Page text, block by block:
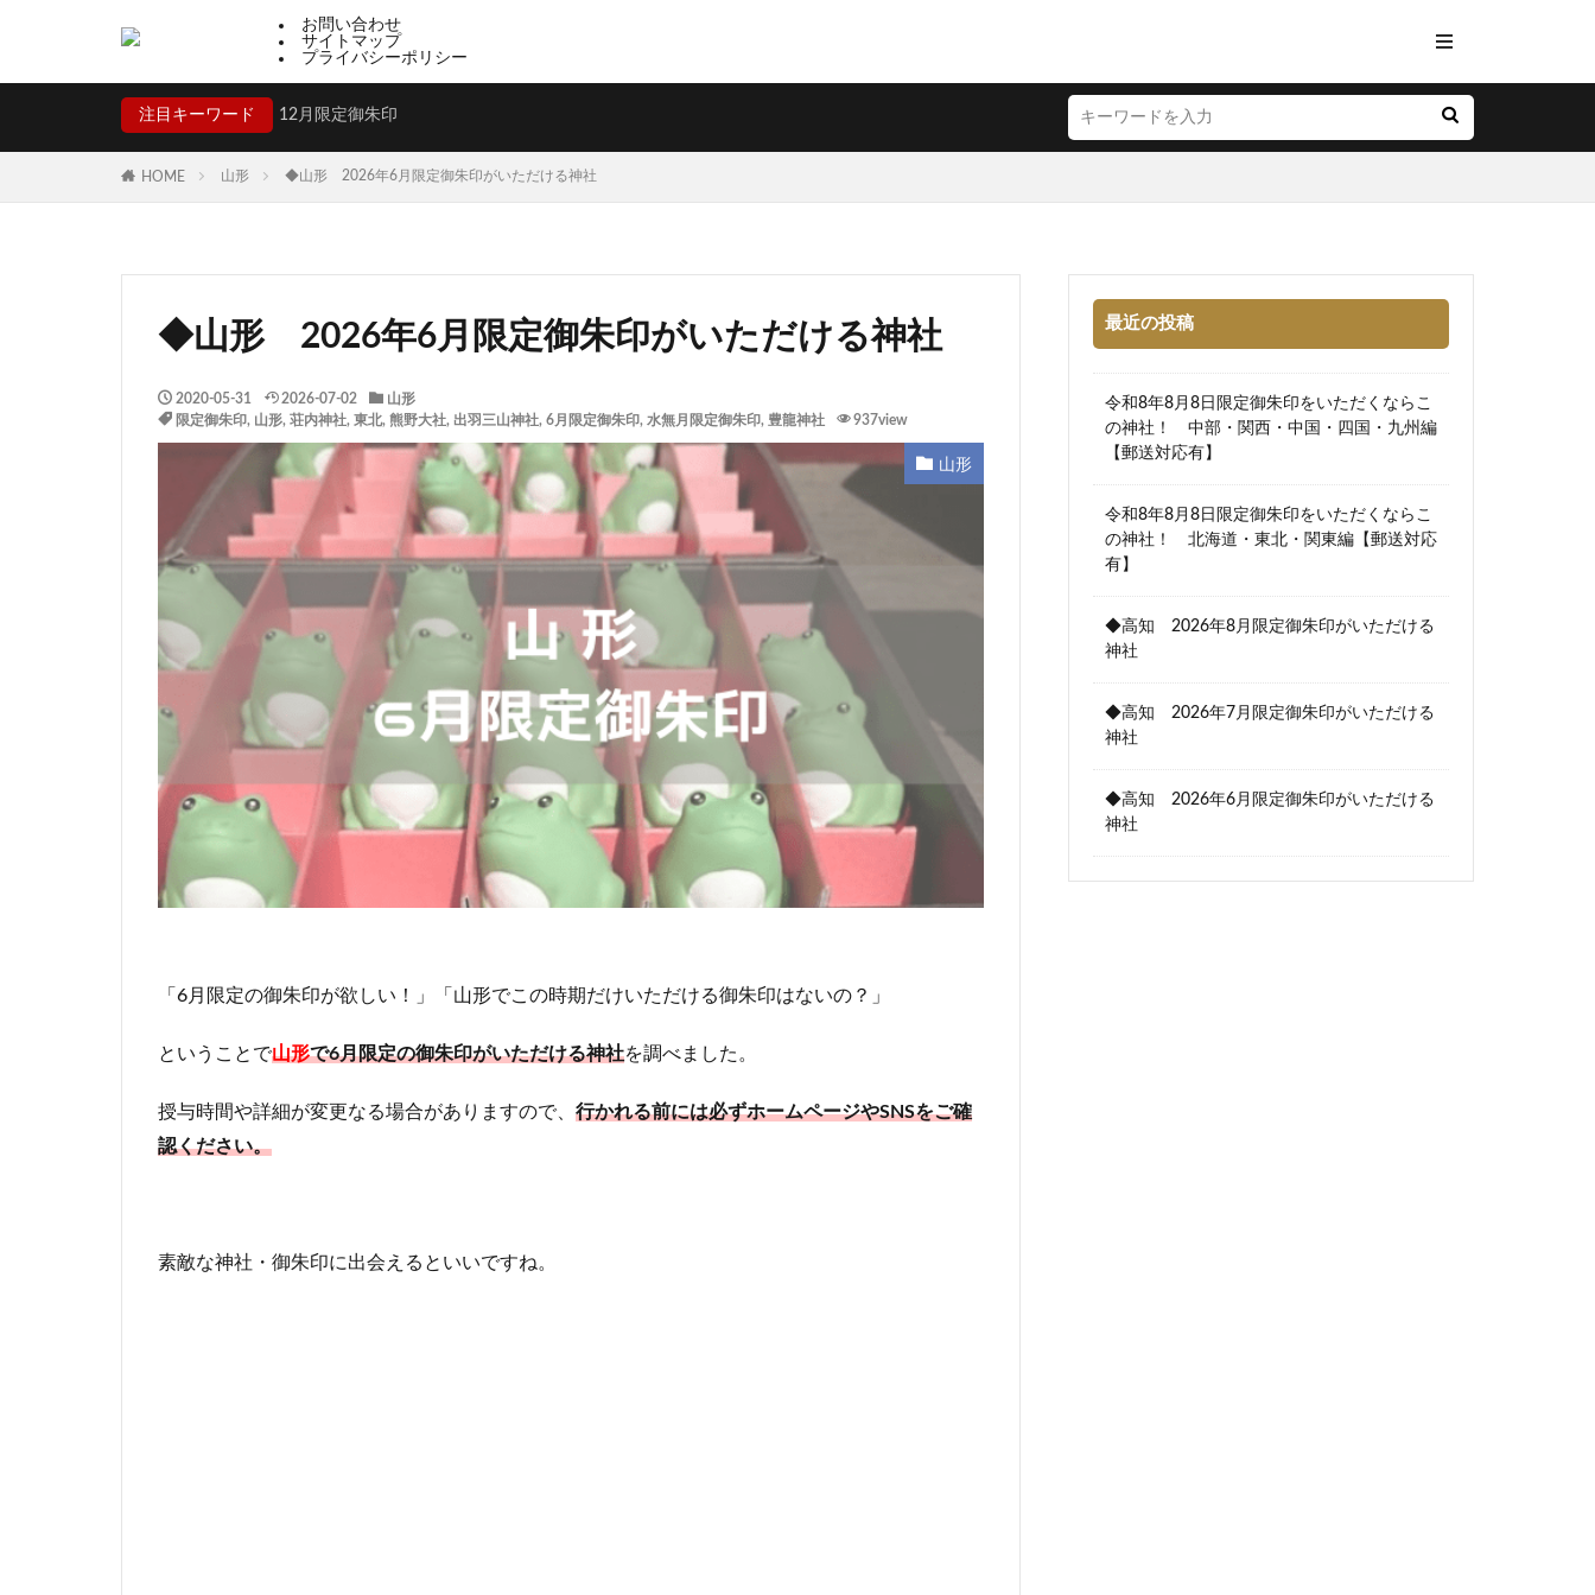
お問い合わせ
サイトマップ
プライバシーポリシー
注目キーワード 12月限定御朱印
HOME 山形 ◆山形 2026年6月限定御朱印がいただける神社
◆山形 2026年6月限定御朱印がいただける神社
2020-05-31 2026-07-02
山形
限定御朱印, 山形, 荘内神社, 東北, 熊野大社, 出羽三山神社, 6月限定御朱印, 水無月限定御朱印, 豊龍神社 937view
山形
「6月限定の御朱印が欲しい！」「山形でこの時期だけいただける御朱印はないの？」
ということで山形で6月限定の御朱印がいただける神社を調べました。
授与時間や詳細が変更なる場合がありますので、 行かれる前には必ずホームページやSNSをご確
認ください。
素敵な神社・御朱印に出会えるといいですね。
最近の投稿
令和8年8月8日限定御朱印をいただくならこ
の神社！ 中部・関西・中国・四国・九州編
【郵送対応有】
令和8年8月8日限定御朱印をいただくならこ
の神社！ 北海道・東北・関東編【郵送対応
有】
◆高知 2026年8月限定御朱印がいただける
神社
◆高知 2026年7月限定御朱印がいただける
神社
◆高知 2026年6月限定御朱印がいただける
神社